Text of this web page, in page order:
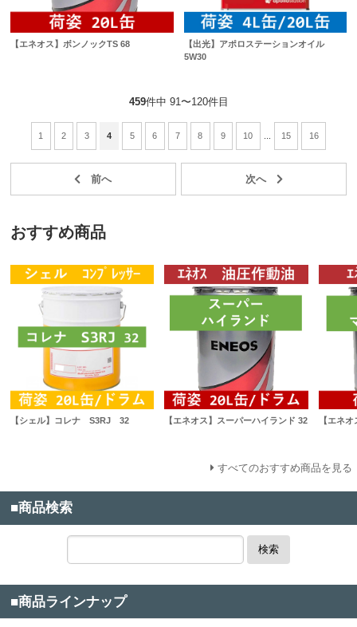
【エネオス】ボンノックTS 68
【出光】アポロステーションオイル
5W30
459件中 91〜120件目
1 2 3 4 5 6 7 8 9 10 15 16
おすすめ商品
【シェル】コレナ S3RJ 32 【エネオス】スーパーハイランド 32 【エネ
すべてのおすすめ商品を見る
■商品検索
検索
■商品ラインナップ